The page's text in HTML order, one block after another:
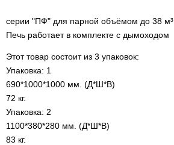
серии "ПФ" для парной объёмом до 38 м³
Печь работает в комплекте с дымоходом
Этот товар состоит из 3 упаковок:
Упаковка: 1
690*1000*1000 мм. (Д*Ш*В)
72 кг.
Упаковка: 2
1100*380*280 мм. (Д*Ш*В)
83 кг.